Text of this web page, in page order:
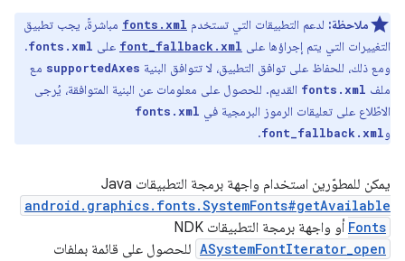
ملاحظة: لدعم التطبيقات التي تستخدم fonts.xml مباشرةً، يجب تطبيق
التغييرات التي يتم إجراؤها على font_fallback.xml على fonts.xml
.
ومع ذلك، للحفاظ على توافق التطبيق، لا تتوافق البنية supportedAxes مع
ملف fonts.xml القديم. للحصول على معلومات عن البنية المتوافقة، يُرجى
الاطّلاع على تعليقات الرموز البرمجية في fonts.xml
وfont_fallback.xml
.
يمكن للمطوّرين استخدام واجهة برمجة التطبيقات Java‏
android.graphics.fonts.SystemFonts#getAvailable
Fonts أو واجهة برمجة التطبيقات NDK‏
ASystemFontIterator_open للحصول على قائمة بملفات